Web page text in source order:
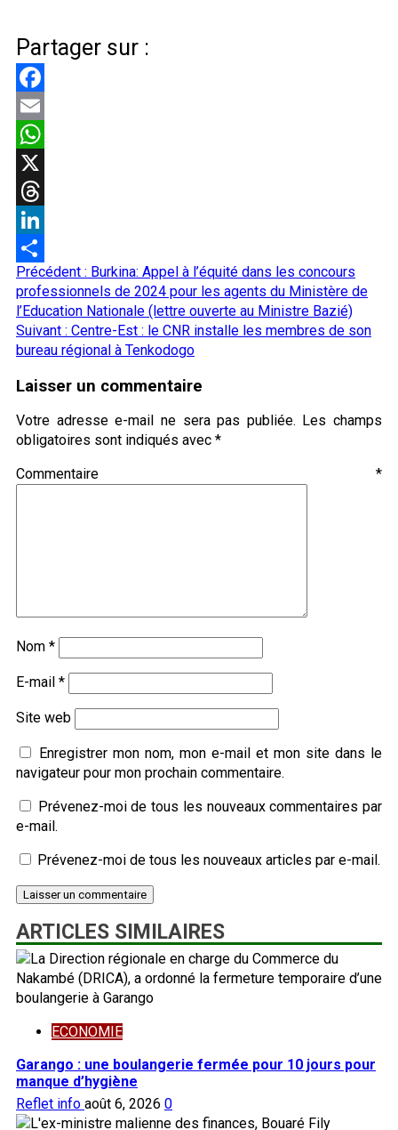
Partager sur :
Facebook
Email
WhatsApp
X
Threads
LinkedIn
Partager
Navigation
d’article
Précédent : Burkina: Appel à l’équité dans les concours
professionnels de 2024 pour les agents du Ministère de
l’Education Nationale (lettre ouverte au Ministre Bazié)
Suivant : Centre-Est : le CNR installe les membres de son
bureau régional à Tenkodogo
Laisser un commentaire
Votre adresse e-mail ne sera pas publiée. Les champs
obligatoires sont indiqués avec *
Commentaire *
Nom *
E-mail *
Site web
Enregistrer mon nom, mon e-mail et mon site dans le
navigateur pour mon prochain commentaire.
Prévenez-moi de tous les nouveaux commentaires par
e-mail.
Prévenez-moi de tous les nouveaux articles par e-mail.
ARTICLES SIMILAIRES
ECONOMIE
Garango : une boulangerie fermée pour 10 jours pour
manque d’hygiène
Reflet info août 6, 2026 0